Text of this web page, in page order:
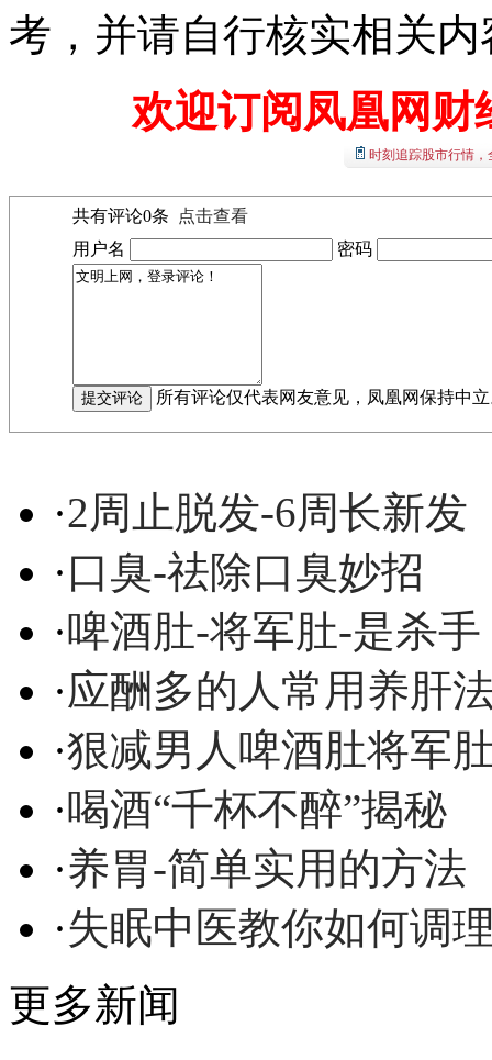
考，并请自行核实相关内
欢迎订阅凤凰网财
时刻追踪股市行情
共有评论0条
点击查看
用户名
密码
所有评论仅代表网友意见，凤凰网保持中
·2周止脱发-6周长新发
·口臭-祛除口臭妙招
·啤酒肚-将军肚-是杀手
·应酬多的人常用养肝
·狠减男人啤酒肚将军
·喝酒“千杯不醉”揭秘
·养胃-简单实用的方法
·失眠中医教你如何调
更多新闻